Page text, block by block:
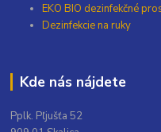
EKO BIO dezinfekčné
Dezinfekcie na ruky
Kde nás nájdete
Pplk. Pľjušťa 52